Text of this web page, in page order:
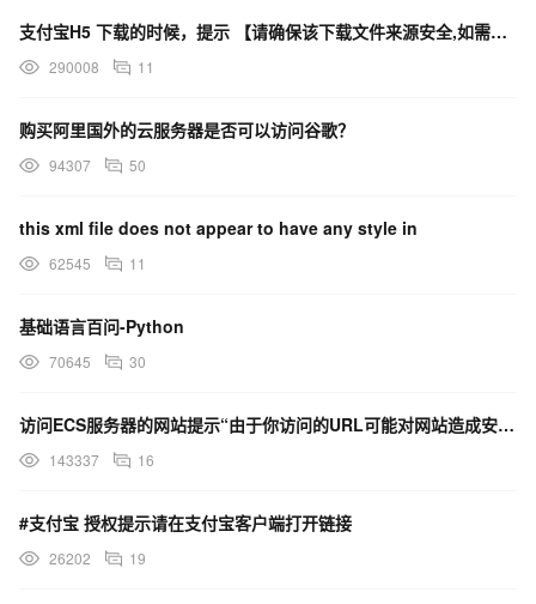
支付宝H5 下载的时候，提示 【请确保该下载文件来源安全,如需浏览,请长按网址复制后使用浏览器访问】
290008 11
购买阿里国外的云服务器是否可以访问谷歌？
94307 50
this xml file does not appear to have any style in
62545 11
基础语言百问-Python
70645 30
访问ECS服务器的网站提示“由于你访问的URL可能对网站造成安全威胁，您的访问被阻断”，这是什么原因？
143337 16
#支付宝 授权提示请在支付宝客户端打开链接
26202 19